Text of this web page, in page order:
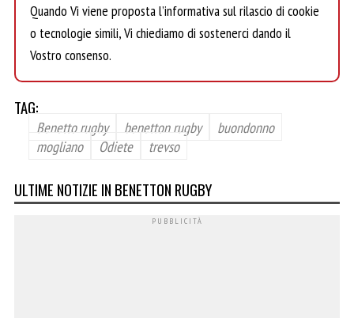
Quando Vi viene proposta l’informativa sul rilascio di cookie
o tecnologie simili, Vi chiediamo di sostenerci dando il
Vostro consenso.
TAG:
Benetto rugby benetton rugby
buondonno
mogliano
Odiete trevso
ULTIME NOTIZIE IN BENETTON RUGBY